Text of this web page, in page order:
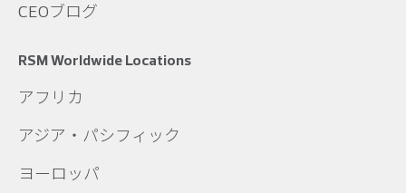
CEOブログ
RSM Worldwide Locations
アフリカ
アジア・パシフィック
ヨーロッパ